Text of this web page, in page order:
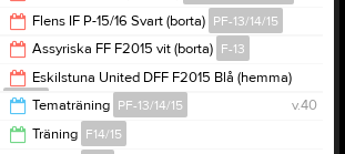
Flens IF P-15/16 Svart (borta) PF-13/14/15
Assyriska FF F2015 vit (borta) F-13
Eskilstuna United DFF F2015 Blå (hemma)
F14/15
v.40
Tematräning PF-13/14/15
Träning F14/15